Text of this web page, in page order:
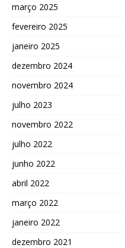
março 2025
fevereiro 2025
janeiro 2025
dezembro 2024
novembro 2024
julho 2023
novembro 2022
julho 2022
junho 2022
abril 2022
março 2022
janeiro 2022
dezembro 2021